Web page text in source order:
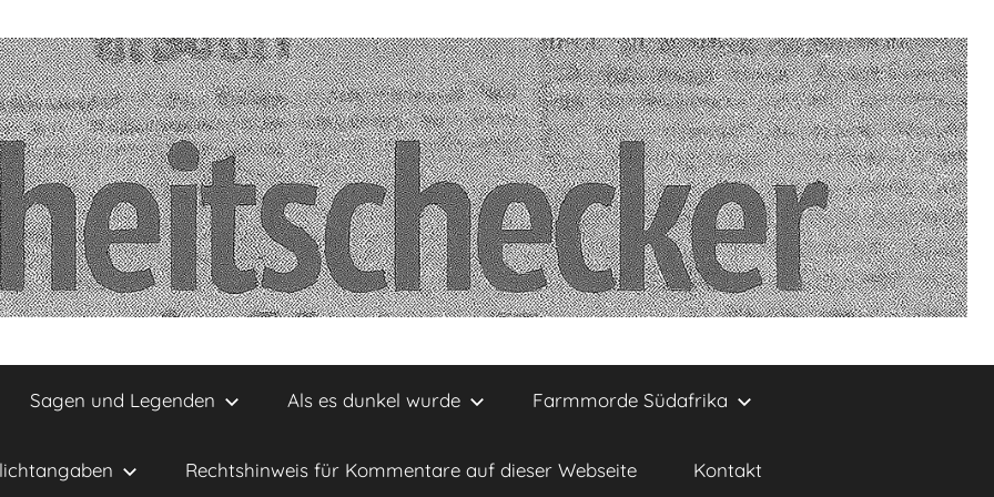
Sagen und Legenden Als es dunkel wurde Farmmorde Südafrika
Rechtshinweis für Kommentare auf dieser Webseite Kontakt